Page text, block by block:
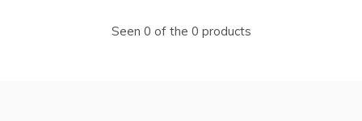
Seen 0 of the 0 products